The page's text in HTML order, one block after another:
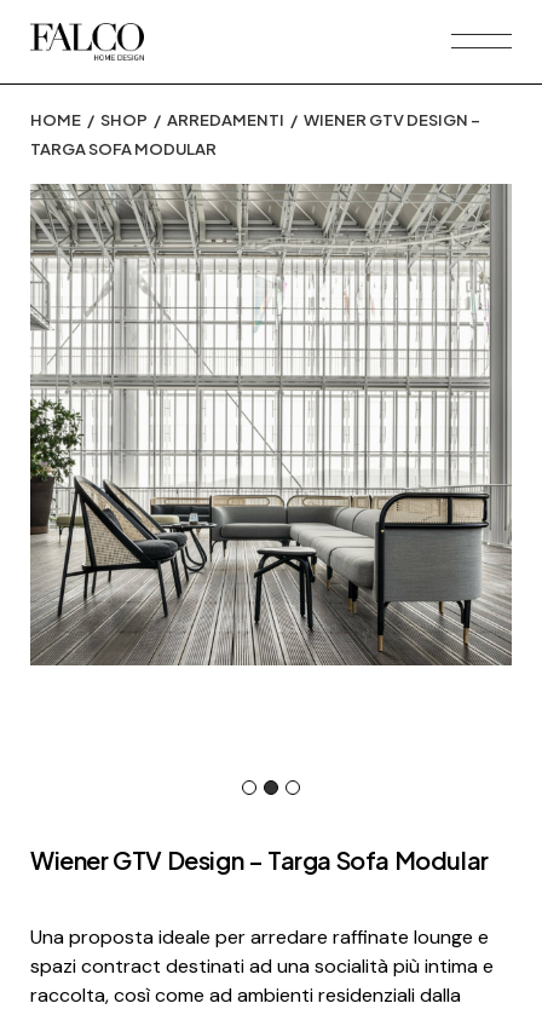
HOME SHOP ARREDAMENTI
WIENER GTV DESIGN –
TARGA SOFA MODULAR
Wiener GTV Design – Targa Sofa Modular
Una proposta ideale per arredare raffinate lounge e
spazi contract destinati ad una socialità più intima e
raccolta, così come ad ambienti residenziali dalla